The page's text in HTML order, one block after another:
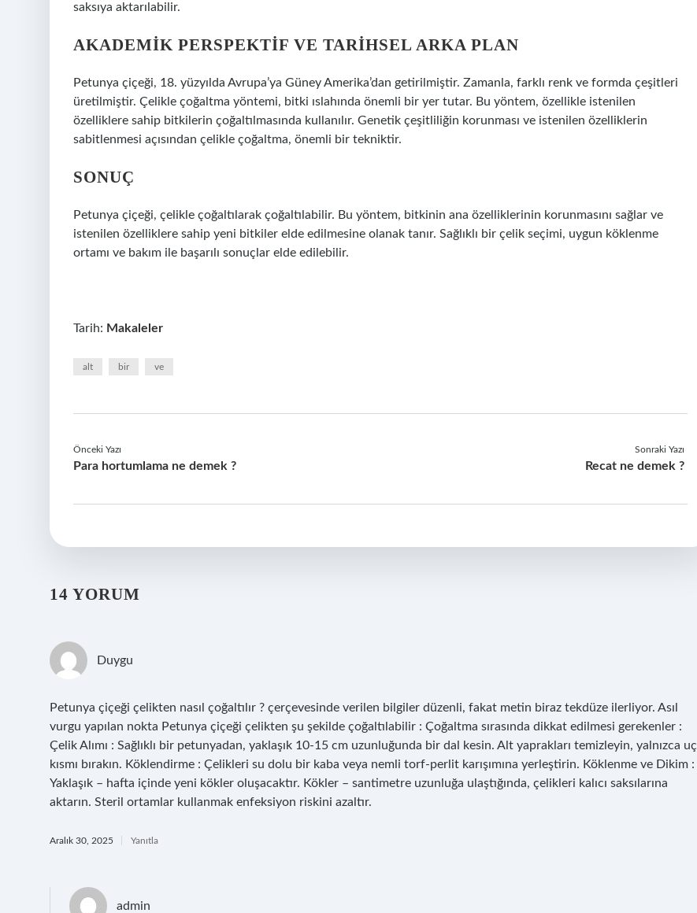
saksıya aktarılabilir.
AKADEMIK PERSPEKTIF VE TARIHSEL ARKA PLAN
Petunya çiçeği, 18. yüzyılda Avrupa’ya Güney Amerika’dan getirilmiştir. Zamanla, farklı renk ve formda çeşitleri
üretilmiştir. Çelikle çoğaltma yöntemi, bitki ıslahında önemli bir yer tutar. Bu yöntem, özellikle istenilen
özelliklere sahip bitkilerin çoğaltılmasında kullanılır. Genetik çeşitliliğin korunması ve istenilen özelliklerin
sabitlenmesi açısından çelikle çoğaltma, önemli bir tekniktir.
SONUÇ
Petunya çiçeği, çelikle çoğaltılarak çoğaltılabilir. Bu yöntem, bitkinin ana özelliklerinin korunmasını sağlar ve
istenilen özelliklere sahip yeni bitkiler elde edilmesine olanak tanır. Sağlıklı bir çelik seçimi, uygun köklenme
ortamı ve bakım ile başarılı sonuçlar elde edilebilir.
Tarih: Makaleler
alt bir ve
Önceki Yazı
Para hortumlama ne demek ?
Sonraki Yazı
Recat ne demek ?
14 YORUM
Duygu
Petunya çiçeği çelikten nasıl çoğaltılır ? çerçevesinde verilen bilgiler düzenli, fakat metin biraz tekdüze ilerliyor. Asıl
vurgu yapılan nokta Petunya çiçeği çelikten şu şekilde çoğaltılabilir : Çoğaltma sırasında dikkat edilmesi gerekenler :
Çelik Alımı : Sağlıklı bir petunyadan, yaklaşık 10-15 cm uzunluğunda bir dal kesin. Alt yaprakları temizleyin, yalnızca uç
kısmı bırakın. Köklendirme : Çelikleri su dolu bir kaba veya nemli torf-perlit karışımına yerleştirin. Köklenme ve Dikim :
Yaklaşık – hafta içinde yeni kökler oluşacaktır. Kökler – santimetre uzunluğa ulaştığında, çelikleri kalıcı saksılarına
aktarın. Steril ortamlar kullanmak enfeksiyon riskini azaltır.
Aralık 30, 2025 Yanıtla
admin